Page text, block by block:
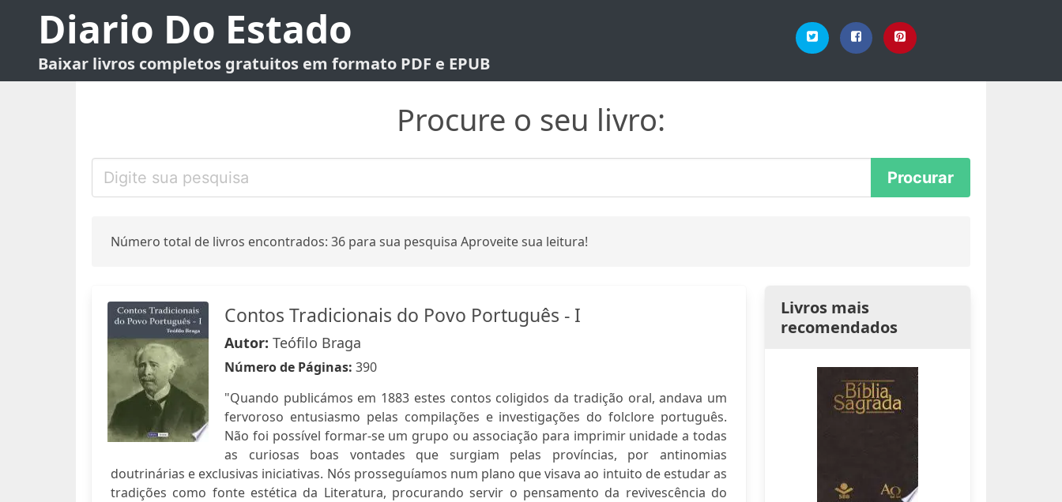
Diario Do Estado
Baixar livros completos gratuitos em formato PDF e EPUB
Procure o seu livro:
Número total de livros encontrados: 36 para sua pesquisa Aproveite sua leitura!
Contos Tradicionais do Povo Português - I
Autor: Teófilo Braga
Número de Páginas: 390
"Quando publicámos em 1883 estes contos coligidos da tradição oral, andava um
fervoroso entusiasmo pelas compilações e investigações do folclore português.
Não foi possível formar-se um grupo ou associação para imprimir unidade a todas
as curiosas boas vontades que surgiam pelas províncias, por antinomias
doutrinárias e exclusivas iniciativas. Nós prosseguíamos num plano que visava ao intuito de estudar as
tradições como fonte estética da Literatura, procurando servir o pensamento da revivescência do
Livros mais
recomendados